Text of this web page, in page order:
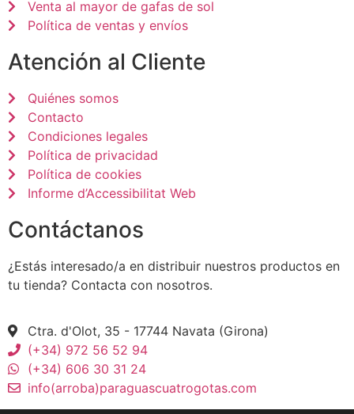
Venta al mayor de gafas de sol
Política de ventas y envíos
Atención al Cliente
Quiénes somos
Contacto
Condiciones legales
Política de privacidad
Política de cookies
Informe d’Accessibilitat Web
Contáctanos
¿Estás interesado/a en distribuir nuestros productos en
tu tienda? Contacta con nosotros.
Ctra. d'Olot, 35 - 17744 Navata (Girona)
(+34) 972 56 52 94
(+34) 606 30 31 24
info(arroba)paraguascuatrogotas.com